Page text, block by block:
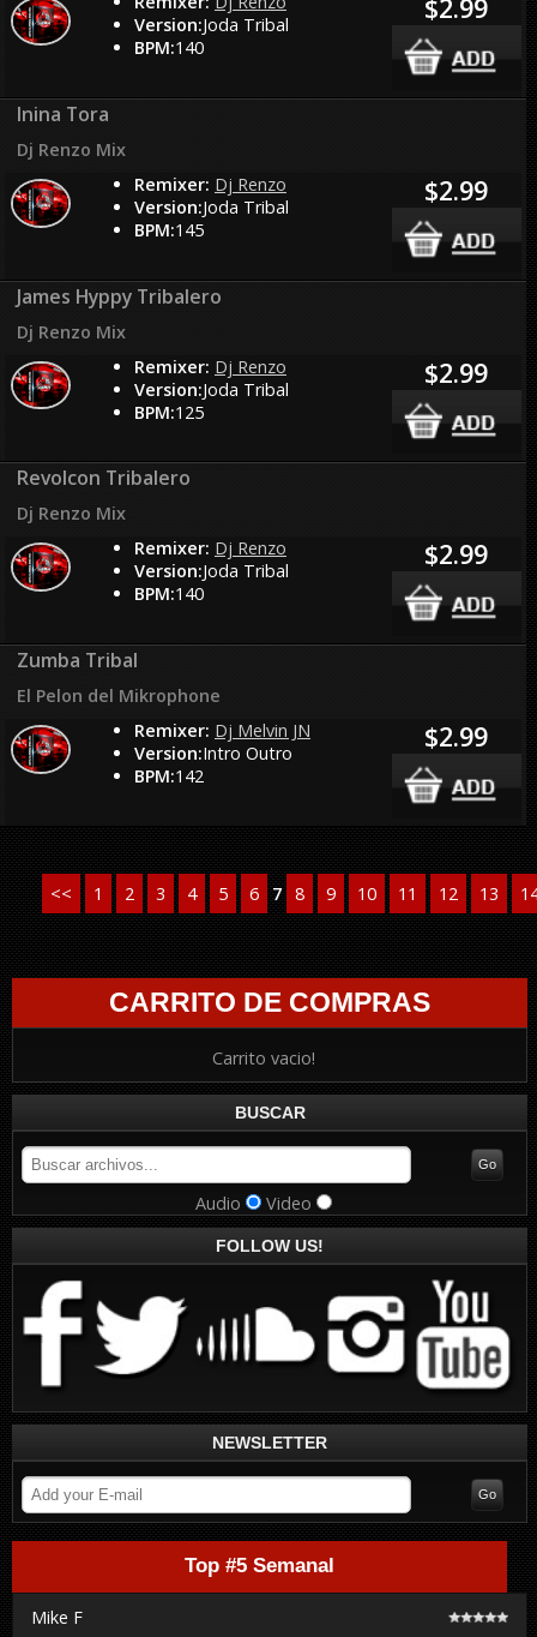
Version:Joda Tribal
BPM:140
$2.99
Inina Tora
Dj Renzo Mix
Remixer: Dj Renzo
Version:Joda Tribal
BPM:145
$2.99
James Hyppy Tribalero
Dj Renzo Mix
Remixer: Dj Renzo
Version:Joda Tribal
BPM:125
$2.99
Revolcon Tribalero
Dj Renzo Mix
Remixer: Dj Renzo
Version:Joda Tribal
BPM:140
$2.99
Zumba Tribal
El Pelon del Mikrophone
Remixer: Dj Melvin JN
Version:Intro Outro
BPM:142
$2.99
<< 1 2 3 4 5 6 7 8 9 10 11 12 13
CARRITO DE COMPRAS
Carrito vacio!
BUSCAR
Audio Video
FOLLOW US!
NEWSLETTER
Top #5 Semanal
Mike F